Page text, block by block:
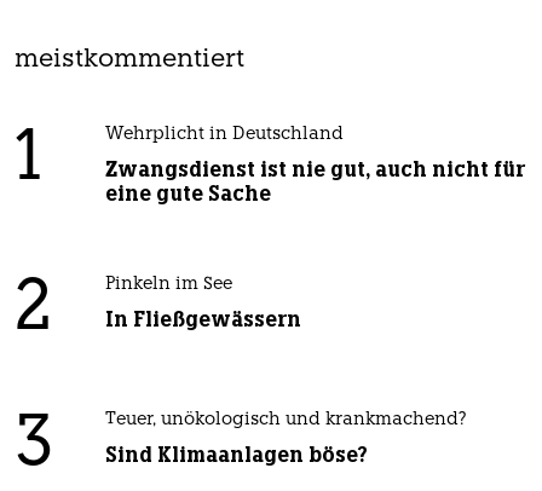
meistkommentiert
1 Wehrplicht in Deutschland
Zwangsdienst ist nie gut, auch nicht für
eine gute Sache
2 Pinkeln im See
In Fließgewässern
3 Teuer, unökologisch und krankmachend?
Sind Klimaanlagen böse?